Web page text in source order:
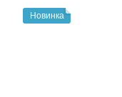
Новинка